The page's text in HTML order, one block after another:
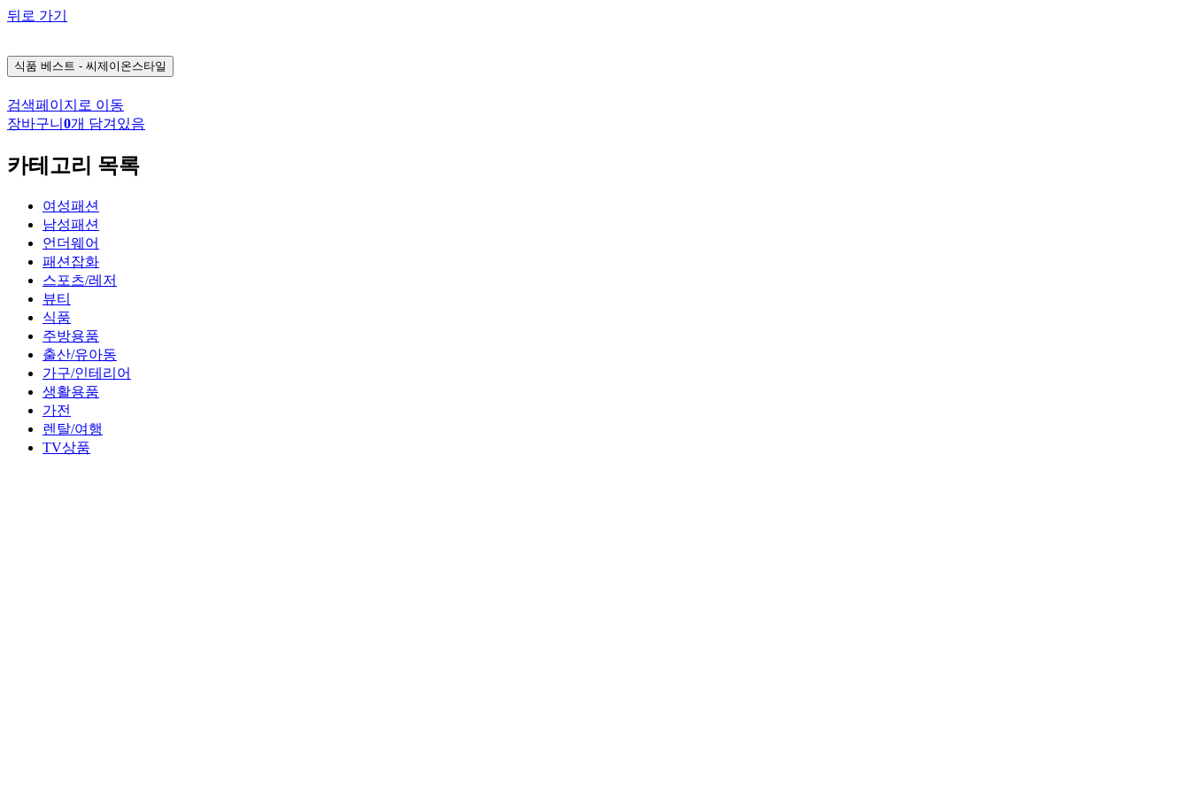
뒤로 가기
식품 베스트 - 씨제이온스타일
검색페이지로 이동
장바구니 0개 담겨있음
카테고리 목록
여성패션
남성패션
언더웨어
패션잡화
스포츠/레저
뷰티
식품
주방용품
출산/유아동
가구/인테리어
생활용품
가전
렌탈/여행
TV상품